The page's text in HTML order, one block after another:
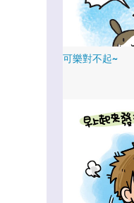
可樂對不起~